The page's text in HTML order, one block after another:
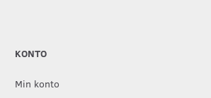
KONTO
Min konto